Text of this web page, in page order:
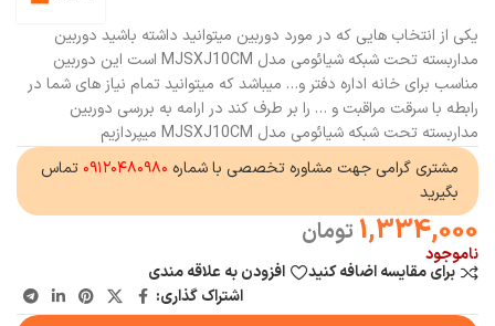
یکی از انتخاب هایی که در مورد دوربین میتوانید داشته باشید دوربین
مداربسته تحت شبکه شیائومی مدل MJSXJ10CM است این دوربین
مناسب برای خانه اداره دفتر و… میباشد که میتوانید تمام نیاز های شما در
رابطه با سرقت مراقبت و … را بر طرف کند در ارامه به بررسی دوربین
مداربسته تحت شبکه شیائومی مدل MJSXJ10CM میپردازیم
مشتری گرامی جهت مشاوره تخصصی با شماره ۰۹۱۲۰۴۸۰۹۸۰ تماس
بگیرید
1,334,000 تومان
ناموجود
برای مقایسه اضافه کنید
افزودن به علاقه مندی
اشتراک گذاری: